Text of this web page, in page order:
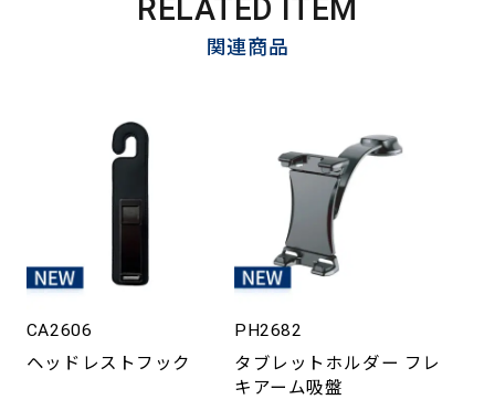
RELATED ITEM
関連商品
CA2606
ヘッドレストフック
PH2682
タブレットホルダー フレ
キアーム吸盤